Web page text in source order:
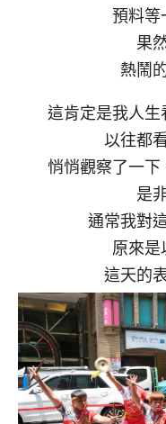
預料等
果
熱鬧
這肯定是我人
以往都
悄悄觀察了一
是
通常我對
原來是
這天的